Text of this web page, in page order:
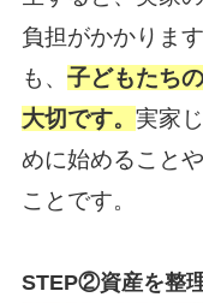
負担がかかりま
も、 子どもたち
大切です。 実家
めに始めること
ことです。
STEP②資産を整